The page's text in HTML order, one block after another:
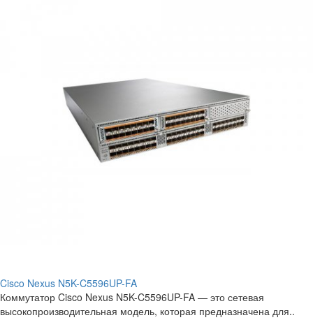
Cisco Nexus N5K-C5596UP-FA
Коммутатор Cisco Nexus N5K-C5596UP-FA — это сетевая
высокопроизводительная модель, которая предназначена для..